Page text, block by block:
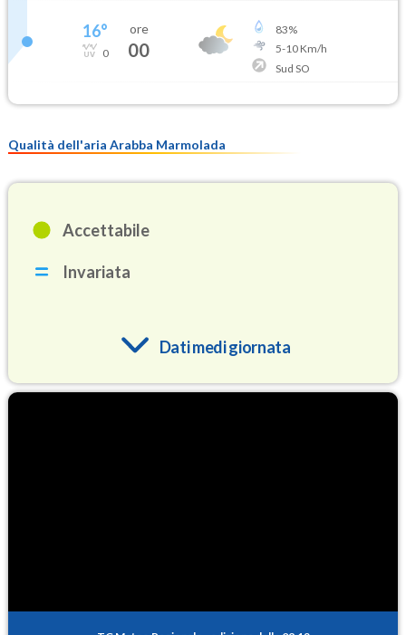
16°
0
ore
00
83%
5-10Km/h
Sud SO
Qualità dell'aria Arabba Marmolada
Accettabile
Invariata
Dati medi giornata